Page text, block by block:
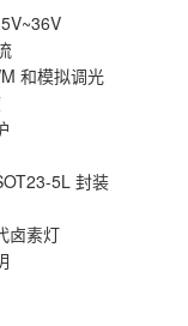
和模拟调光
5L 封装
卤素灯